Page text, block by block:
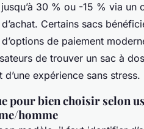
30 % ou -15 % via
Certains sacs
de paiement
de trouver un sac à
expérience sans stress.
pour bien choisir selon
homme